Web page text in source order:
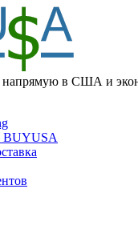
напрямую в США и
BUYUSA